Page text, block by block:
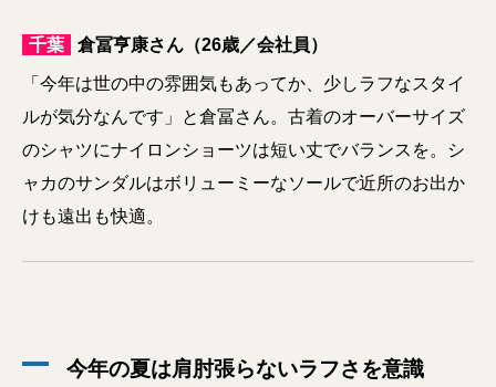
千葉 倉冨亨康さん（26歳／会社員）
「今年は世の中の雰囲気もあってか、少しラフなスタイ
ルが気分なんです」と倉冨さん。古着のオーバーサイズ
のシャツにナイロンショーツは短い丈でバランスを。シ
ャカのサンダルはボリューミーなソールで近所のお出か
けも遠出も快適。
今年の夏は肩肘張らないラフさを意識